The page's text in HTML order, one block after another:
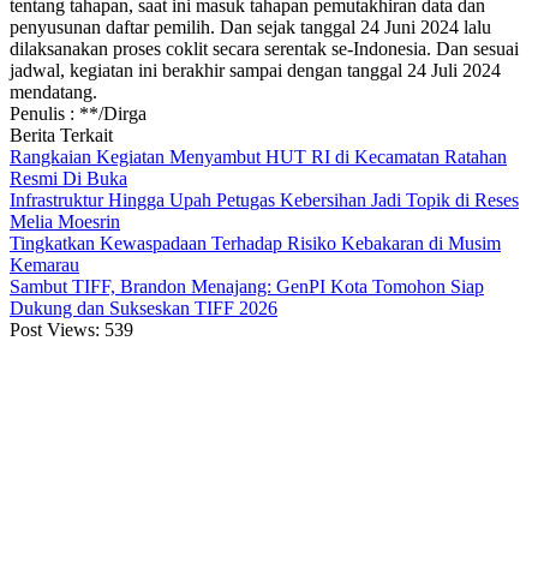
tentang tahapan, saat ini masuk tahapan pemutakhiran data dan
penyusunan daftar pemilih. Dan sejak tanggal 24 Juni 2024 lalu
dilaksanakan proses coklit secara serentak se-Indonesia. Dan sesuai
jadwal, kegiatan ini berakhir sampai dengan tanggal 24 Juli 2024
mendatang.
Penulis : **/Dirga
Berita Terkait
Rangkaian Kegiatan Menyambut HUT RI di Kecamatan Ratahan
Resmi Di Buka
Infrastruktur Hingga Upah Petugas Kebersihan Jadi Topik di Reses
Melia Moesrin
Tingkatkan Kewaspadaan Terhadap Risiko Kebakaran di Musim
Kemarau
Sambut TIFF, Brandon Menajang: ​GenPI Kota Tomohon Siap
Dukung dan Sukseskan TIFF 2026
Post Views: 539